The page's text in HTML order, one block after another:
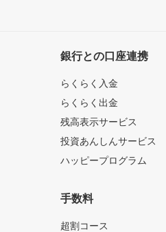
銀行との口座連携
らくらく入金
らくらく出金
残高表示サービス
投資あんしんサービス
ハッピープログラム
手数料
超割コース